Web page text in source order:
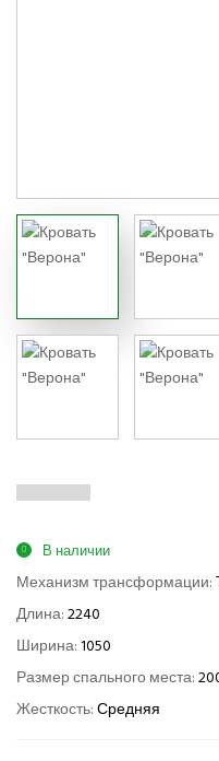
В наличии
Механизм трансформации:
Длина:2240
Ширина:1050
Размер спального места:
Жесткость:Средняя